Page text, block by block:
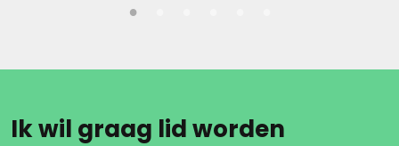
Ik wil graag lid worden